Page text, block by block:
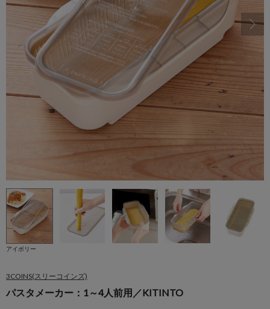
アイボリー
3COINS(スリーコインズ)
パスタメーカー：1～4人前用／KITINTO